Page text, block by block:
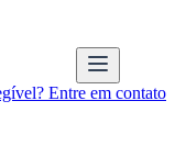
Entre em contato